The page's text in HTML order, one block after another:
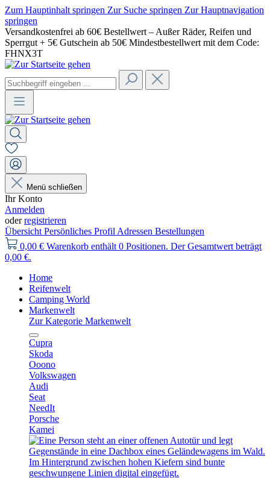
Zum Hauptinhalt springen Zur Suche springen Zur Hauptnavigation
springen
Versandkostenfrei ab 60€ Bestellwert – Außer Räder, Reifen und
Sperrgut + 5€ Gutschein ab 50€ Mindestbestellwert mit dem Code:
FHNX3T
Menü schließen
Ihr Konto
Anmelden
oderregistrieren
Übersicht Persönliches Profil Adressen Bestellungen
0,00 € Warenkorb enthält 0 Positionen. Der Gesamtwert beträgt
0,00 €.
Home
Reifenwelt
Camping World
Markenwelt
Zur Kategorie Markenwelt
Cupra
Skoda
Ooono
Volkswagen
Audi
Seat
NeedIt
Porsche
Kamei